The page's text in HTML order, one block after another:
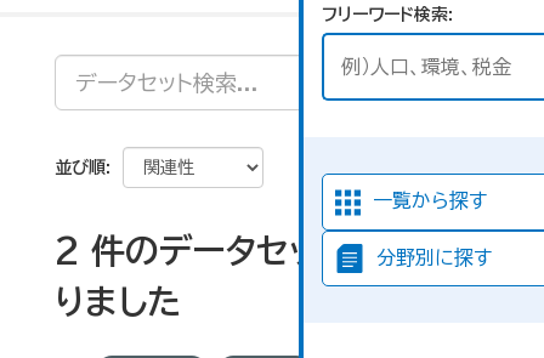
フリーワード検索
一覧から探す
分野別に探す
並び順
2 件のデータセットが見つか
りました